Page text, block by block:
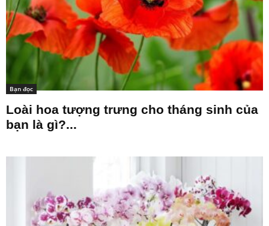
Bạn đọc
Loài hoa tượng trưng cho tháng sinh của
bạn là gì?...